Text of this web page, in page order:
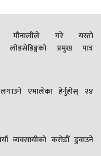
मौनालीले गरे यस्तो
लोडसेडिङ्गको प्रमुख पात्र
लगाउने एमालेका हेर्नुहोस् २४
व्यवसायीको करोडौँ डुवाउने